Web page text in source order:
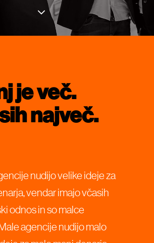
je več.
največ.
nudijo velike ideje za
vendar imajo včasih
odnos in so malce
agencije nudijo malo